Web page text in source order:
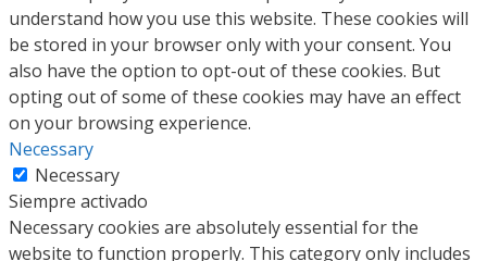
understand how you use this website. These cookies will
be stored in your browser only with your consent. You
also have the option to opt-out of these cookies. But
opting out of some of these cookies may have an effect
on your browsing experience.
Necessary
Necessary
Siempre activado
Necessary cookies are absolutely essential for the
website to function properly. This category only includes